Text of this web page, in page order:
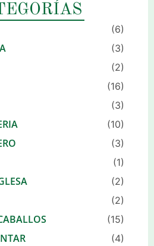
(6)
(3)
(2)
(16)
(3)
(10)
(3)
(1)
(2)
(2)
(15)
(4)